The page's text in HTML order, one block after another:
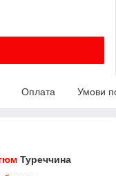
Оплата Умови
Туреччина